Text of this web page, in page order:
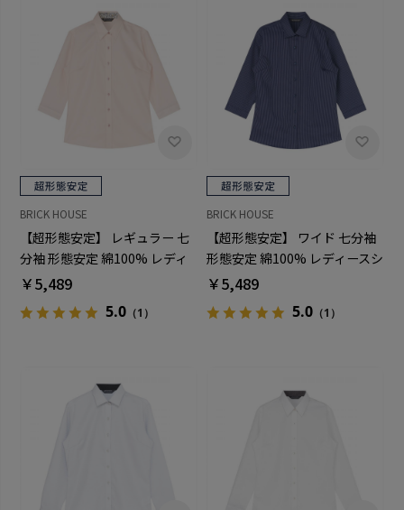
BRICK HOUSE
【超形態安定】 レギュラー 七
分袖 形態安定 綿100% レディ
ースシャツ
￥5,489
5.0（1）
BRICK HOUSE
【超形態安定】 ワイド 七分袖
形態安定 綿100% レディースシ
ャツ
￥5,489
5.0 （1）